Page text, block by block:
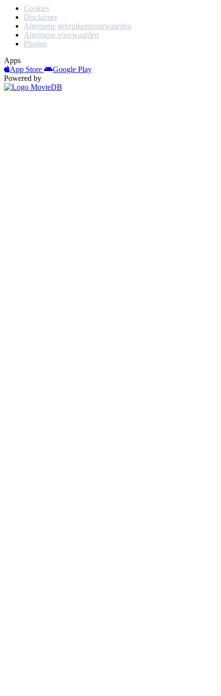
Cookies
Disclaimer
Algemene gebruikersvoorwaarden
Algemene voorwaarden
Plugins
Apps
App Store
Google Play
Powered by